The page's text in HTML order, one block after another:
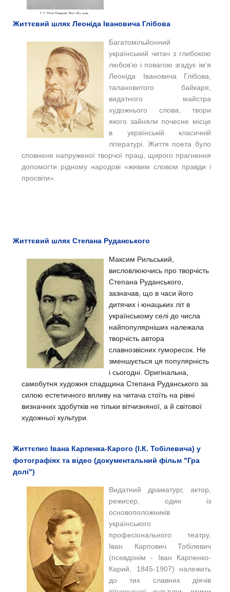
Життєвий шлях Леоніда Івановича Глібова
Багатомільйонний
український читач з глибокою
любов’ю і повагою згадує ім’я
Леоніда Івановича Глібова,
талановитого байкаря,
видатного майстра
художнього слова, твори
якого зайняли почесне місце
в українській класичній
літературі. Життя поета було
сповнене напруженої творчої праці, щирого прагнення
допомогти рідному народові «живим словом правди і
просвіти».
Життєвий шлях Степана Руданського
Максим Рильський,
висловлюючись про творчість
Степана Руданського,
зазначав, що в часи його
дитячих і юнацьких літ в
українському селі до числа
найпопулярніших належала
творчість автора
славнозвісних гуморесок. Не
зменшується ця популярність
і сьогодні. Оригінальна,
самобутня художня спадщина Степана Руданського за
силою естетичного впливу на читача стоїть на рівні
визначних здобутків не тільки вітчизняної, а й світової
художньої культури.
Життєпис Івана Карпенка-Карого (І.К. Тобілевича) у
фотографіях та відео (документальний фільм "Гра
долі")
Видатний драматург, актор,
режисер, один із
основоположників
українського
професіонального театру,
Іван Карпович Тобілевич
(псевдонім - Іван Карпенко-
Карий, 1845-1907) належить
до тих славних діячів